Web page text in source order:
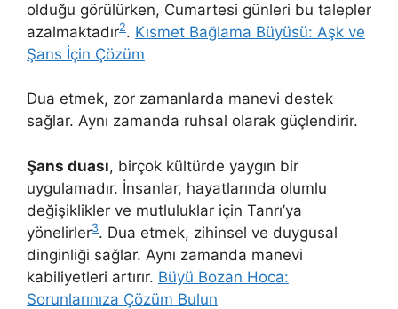
olduğu görülürken, Cumartesi günleri bu talepler
azalmaktadır2. Kısmet Bağlama Büyüsü: Aşk ve
Şans İçin Çözüm
Dua etmek, zor zamanlarda manevi destek
sağlar. Aynı zamanda ruhsal olarak güçlendirir.
Şans duası, birçok kültürde yaygın bir
uygulamadır. İnsanlar, hayatlarında olumlu
değişiklikler ve mutluluklar için Tanrı’ya
yönelirler3. Dua etmek, zihinsel ve duygusal
dinginliği sağlar. Aynı zamanda manevi
kabiliyetleri artırır. Büyü Bozan Hoca:
Sorunlarınıza Çözüm Bulun